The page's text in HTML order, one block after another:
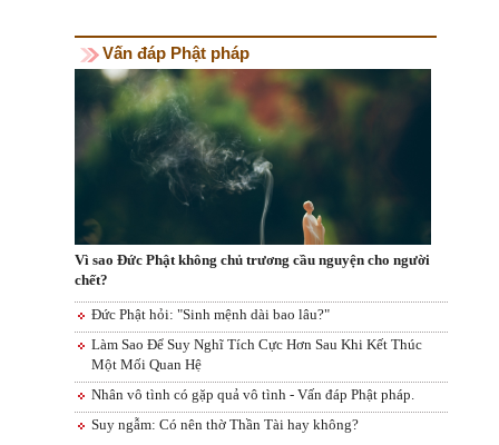
Vấn đáp Phật pháp
Vì sao Đức Phật không chủ trương cầu nguyện cho người
chết?
Đức Phật hỏi: "Sinh mệnh dài bao lâu?"
Làm Sao Để Suy Nghĩ Tích Cực Hơn Sau Khi Kết Thúc
Một Mối Quan Hệ
Nhân vô tình có gặp quả vô tình - Vấn đáp Phật pháp.
Suy ngẫm: Có nên thờ Thần Tài hay không?